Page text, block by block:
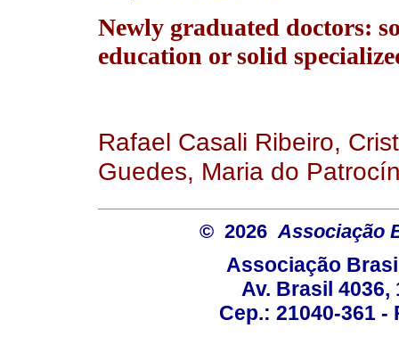
Newly graduated doctors:
education or solid
Rafael Casali Ribeiro,
Guedes, Maria do
© 2026 Associação
Associação
Av. Brasil 4036,
Cep.: 21040-361